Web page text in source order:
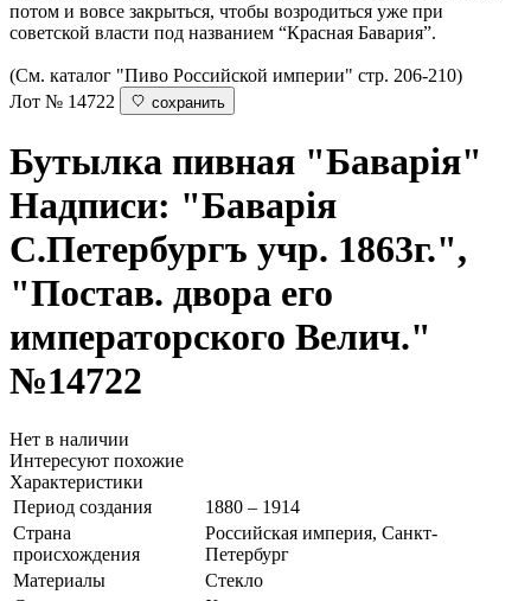
потом и вовсе закрыться, чтобы возродиться уже при
советской власти под названием “Красная Бавария”.
(См. каталог "Пиво Российской империи" стр. 206-210)
Лот № 14722
сохранить
Бутылка пивная "Баварiя"
Надписи: "Баварiя
С.Петербургъ учр. 1863г.",
"Постав. двора его
императорского Велич."
№14722
Нет в наличии
Интересуют похожие
Характеристики
Период создания
1880 – 1914
Страна
происхождения
Российская империя, Санкт-
Петербург
Материалы
Стекло